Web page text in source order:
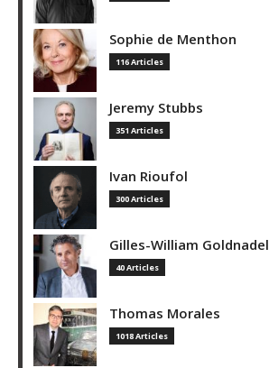
Sophie de Menthon
116 Articles
Jeremy Stubbs
351 Articles
Ivan Rioufol
300 Articles
Gilles-William Goldnadel
40 Articles
Thomas Morales
1018 Articles